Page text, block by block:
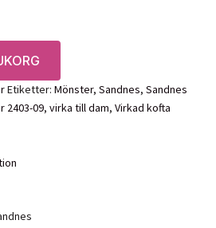
Etiketter: Mönster, Sandnes, Sandnes
2403-09, virka till dam, Virkad kofta